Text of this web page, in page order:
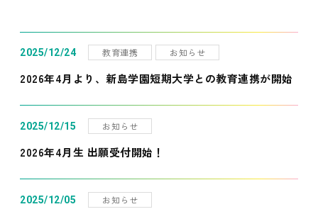
2025/12/24 教育連携 お知らせ
2026年4月より、新島学園短期大学との教育連携が開始
2025/12/15 お知らせ
2026年4月生 出願受付開始！
2025/12/05 お知らせ